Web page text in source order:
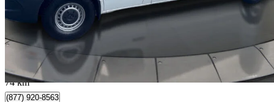
44 200 $ Affaire
775 $/mois env.
Toronto, ON
74 km
(877) 920-8563